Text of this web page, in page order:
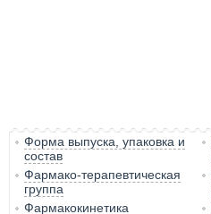
Форма выпуска, упаковка и
состав
Фармако-терапевтическая
группа
Фармакокинетика